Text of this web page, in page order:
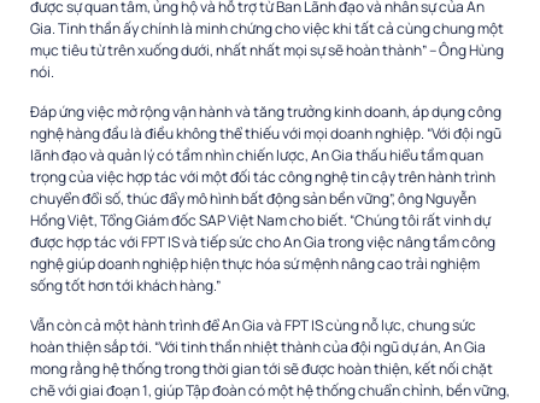
được sự quan tâm, ủng hộ và hỗ trợ từ Ban Lãnh đạo và nhân sự của An
Gia. Tinh thần ấy chính là minh chứng cho việc khi tất cả cùng chung một
mục tiêu từ trên xuống dưới, nhất nhất mọi sự sẽ hoàn thành” – Ông Hùng
nói.
Đáp ứng việc mở rộng vận hành và tăng trưởng kinh doanh, áp dụng công
nghệ hàng đầu là điều không thể thiếu với mọi doanh nghiệp. “Với đội ngũ
lãnh đạo và quản lý có tầm nhìn chiến lược, An Gia thấu hiểu tầm quan
trọng của việc hợp tác với một đối tác công nghệ tin cậy trên hành trình
chuyển đổi số, thúc đẩy mô hình bất động sản bền vững”, ông Nguyễn
Hồng Việt, Tổng Giám đốc SAP Việt Nam cho biết. “Chúng tôi rất vinh dự
được hợp tác với FPT IS và tiếp sức cho An Gia trong việc nâng tầm công
nghệ giúp doanh nghiệp hiện thực hóa sứ mệnh nâng cao trải nghiệm
sống tốt hơn tới khách hàng.”
Vẫn còn cả một hành trình để An Gia và FPT IS cùng nỗ lực, chung sức
hoàn thiện sắp tới. “Với tinh thần nhiệt thành của đội ngũ dự án, An Gia
mong rằng hệ thống trong thời gian tới sẽ được hoàn thiện, kết nối chặt
chẽ với giai đoạn 1, giúp Tập đoàn có một hệ thống chuẩn chỉnh, bền vững,